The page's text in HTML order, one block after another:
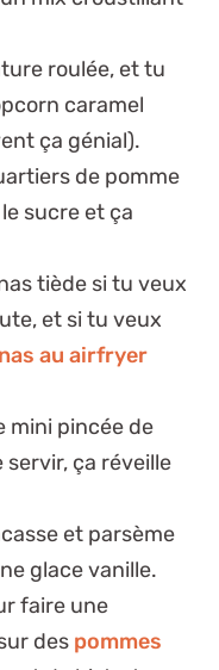
roulée, et tu
caramel
ça génial).
de pomme
sucre et ça
tiède si tu veux
et si tu veux
au airfryer
mini pincée de
ça réveille
et parsème
glace vanille.
faire une
des pommes